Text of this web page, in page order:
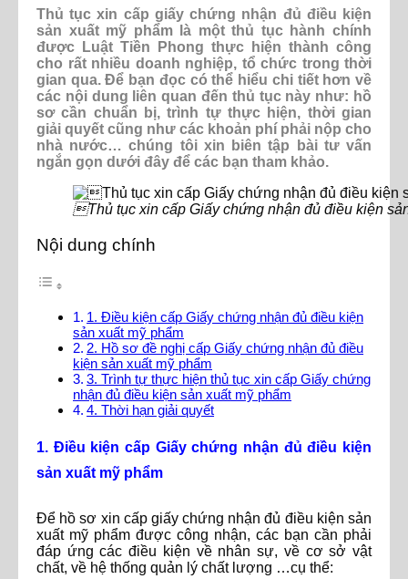
Thủ tục xin cấp giấy chứng nhận đủ điều kiện
sản xuất mỹ phẩm là một thủ tục hành chính
được Luật Tiền Phong thực hiện thành công
cho rất nhiều doanh nghiệp, tổ chức trong thời
gian qua. Để bạn đọc có thể hiểu chi tiết hơn về
các nội dung liên quan đến thủ tục này như: hồ
sơ cần chuẩn bị, trình tự thực hiện, thời gian
giải quyết cũng như các khoản phí phải nộp cho
nhà nước… chúng tôi xin biên tập bài tư vấn
ngắn gọn dưới đây để các bạn tham khảo.
Thủ tục xin cấp Giấy chứng nhận đủ điều kiện
Nội dung chính
1. Điều kiện cấp Giấy chứng nhận đủ điều kiện
sản xuất mỹ phẩm
2. Hồ sơ đề nghị cấp Giấy chứng nhận đủ điều
kiện sản xuất mỹ phẩm
3. Trình tự thực hiện thủ tục xin cấp Giấy chứng
nhận đủ điều kiện sản xuất mỹ phẩm
4. Thời hạn giải quyết
1. Điều kiện cấp Giấy chứng nhận đủ điều kiện
sản xuất mỹ phẩm
Để hồ sơ xin cấp giấy chứng nhận đủ điều kiện sản
xuất mỹ phẩm được công nhận, các bạn cần phải
đáp ứng các điều kiện về nhân sự, về cơ sở vật
chất, về hệ thống quản lý chất lượng …cụ thể: